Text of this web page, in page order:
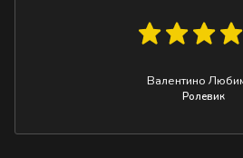
Валентино
Ролевик